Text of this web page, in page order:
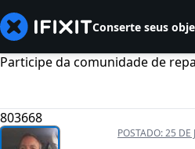
Conserte seus
Participe da comunidade de
803668
POSTADO:25 DE